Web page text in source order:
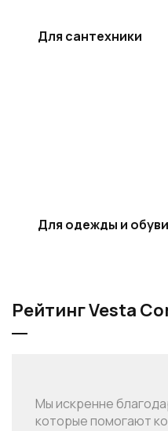
Для сантехники
Для одежды и обуви
Рейтинг Vesta
Мы искренне
которые помогают